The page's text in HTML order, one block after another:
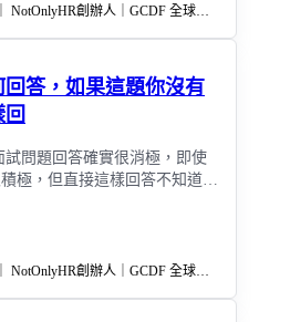
答，如果這題你沒有
問題回答確實很消極，即使
極，但直接這樣回答不知道，